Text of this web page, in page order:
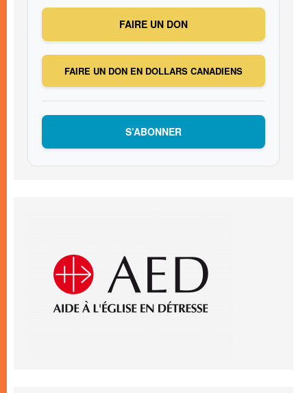
FAIRE UN DON
FAIRE UN DON EN DOLLARS CANADIENS
S’ABONNER